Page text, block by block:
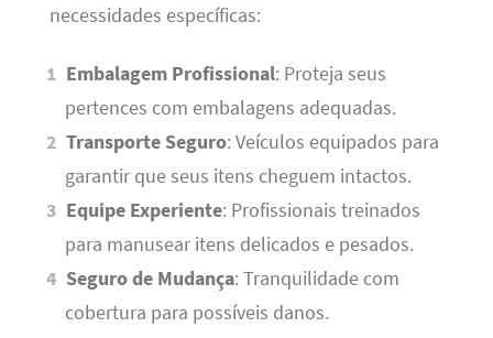
necessidades específicas:
Embalagem Profissional: Proteja seus
pertences com embalagens adequadas.
Transporte Seguro: Veículos equipados para
garantir que seus itens cheguem intactos.
Equipe Experiente: Profissionais treinados
para manusear itens delicados e pesados.
Seguro de Mudança: Tranquilidade com
cobertura para possíveis danos.